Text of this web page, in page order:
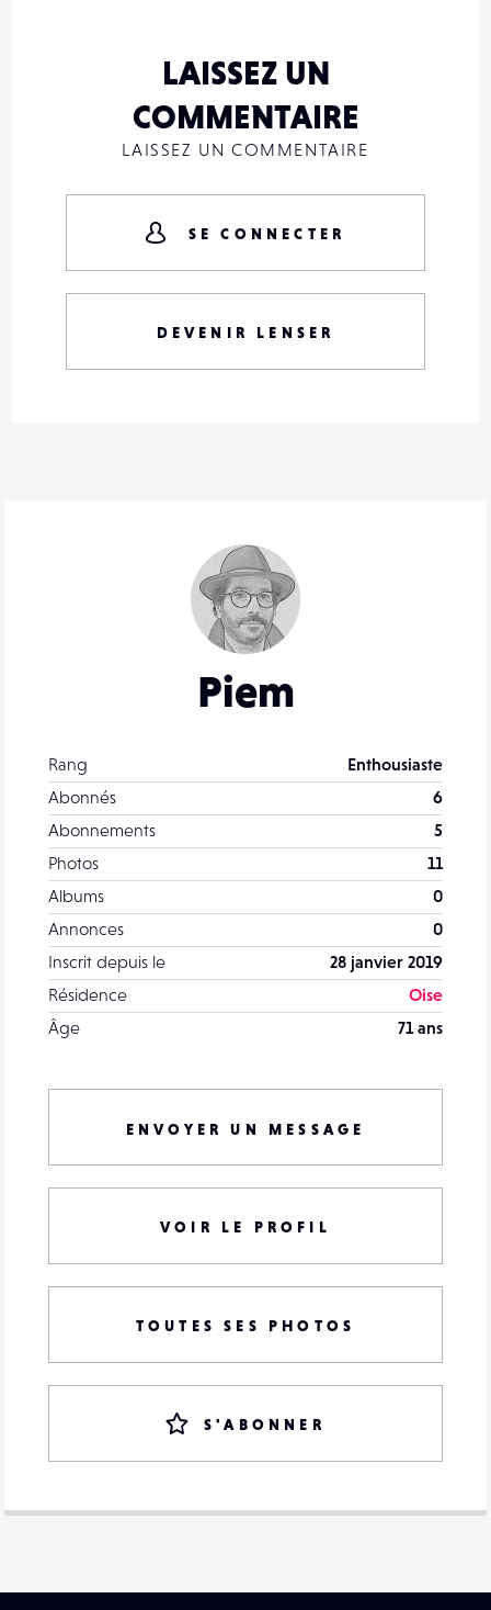
Piem
Rang
Enthousiaste
Abonnés
6
Abonnements
5
Photos
11
Albums
0
Annonces
0
Inscrit depuis le
28 janvier 2019
Résidence
Oise
Âge
71 ans
ENVOYER UN MESSAGE
VOIR LE PROFIL
TOUTES SES PHOTOS
S'ABONNER
LAISSEZ UN
COMMENTAIRE
LAISSEZ UN COMMENTAIRE
SE CONNECTER
DEVENIR LENSER